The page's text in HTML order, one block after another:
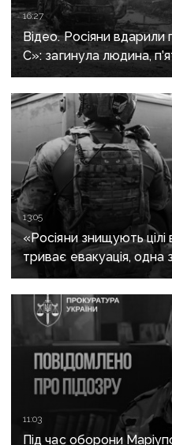
16:27
Відео. Росіяни
С»: загинула людина,
13:05
«Росіяни знищують цілі
триває евакуація, одна
після загибелі чоловіка
11:03
Під час оборони